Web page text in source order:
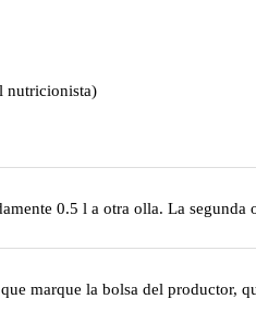
nutricionista)
0.5 l a otra olla. La
marque la bolsa del productor,